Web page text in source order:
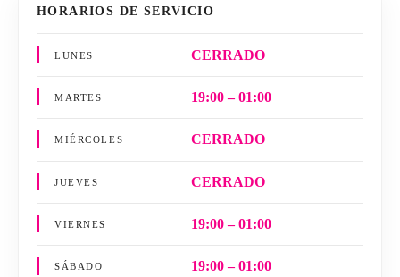
HORARIOS DE SERVICIO
LUNES CERRADO
MARTES 19:00 – 01:00
MIÉRCOLES CERRADO
JUEVES CERRADO
VIERNES 19:00 – 01:00
SÁBADO 19:00 – 01:00